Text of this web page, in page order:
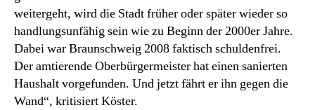
weitergeht, wird die Stadt früher oder später wieder so
handlungsunfähig sein wie zu Beginn der 2000er Jahre.
Dabei war Braunschweig 2008 faktisch schuldenfrei.
Der amtierende Oberbürgermeister hat einen sanierten
Haushalt vorgefunden. Und jetzt fährt er ihn gegen die
Wand“, kritisiert Köster.